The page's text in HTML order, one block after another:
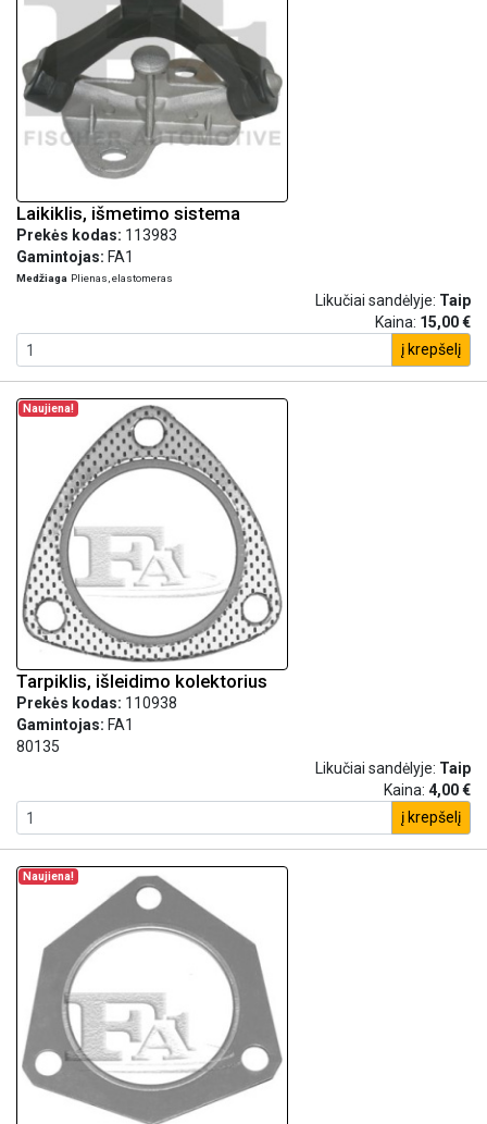
Laikiklis, išmetimo sistema
Prekės kodas: 113983
Gamintojas: FA1
Medžiaga Plienas, elastomeras
Likučiai sandėlyje: Taip
Kaina: 15,00 €
į krepšelį
Naujiena!
Tarpiklis, išleidimo kolektorius
Prekės kodas: 110938
Gamintojas: FA1
80135
Likučiai sandėlyje: Taip
Kaina: 4,00 €
į krepšelį
Naujiena!